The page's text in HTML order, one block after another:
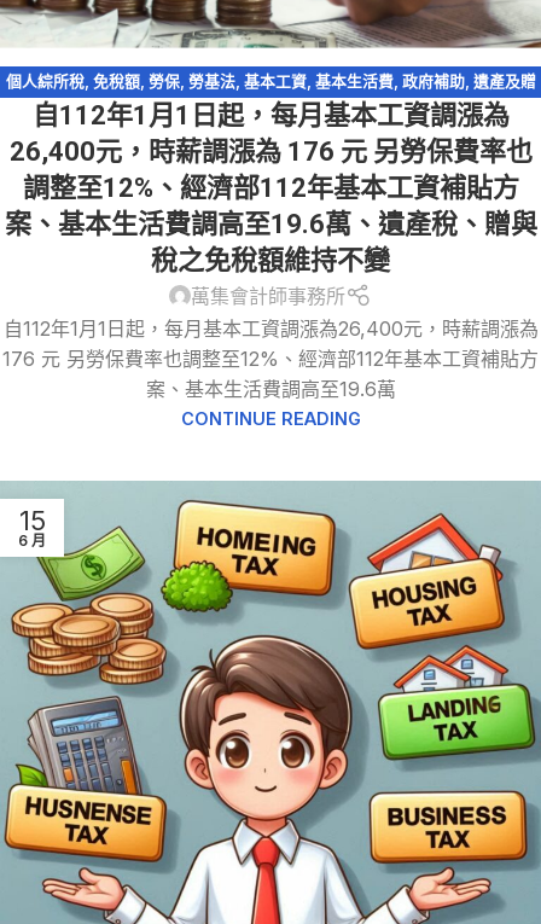
個人綜所稅, 免稅額, 勞保, 勞基法, 基本工資, 基本生活費, 政府補助, 遺產及贈
與稅
自112年1月1日起，每月基本工資調漲為
26,400元，時薪調漲為 176 元 另勞保費率也
調整至12%、經濟部112年基本工資補貼方
案、基本生活費調高至19.6萬、遺產稅、贈與
稅之免稅額維持不變
萬集會計師事務所
自112年1月1日起，每月基本工資調漲為26,400元，時薪調漲為
176 元 另勞保費率也調整至12%、經濟部112年基本工資補貼方
案、基本生活費調高至19.6萬
CONTINUE READING
15
6 月